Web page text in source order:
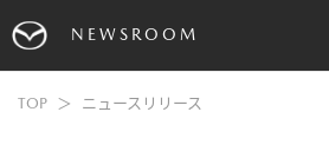
NEWSROOM
TOP ニュースリリース